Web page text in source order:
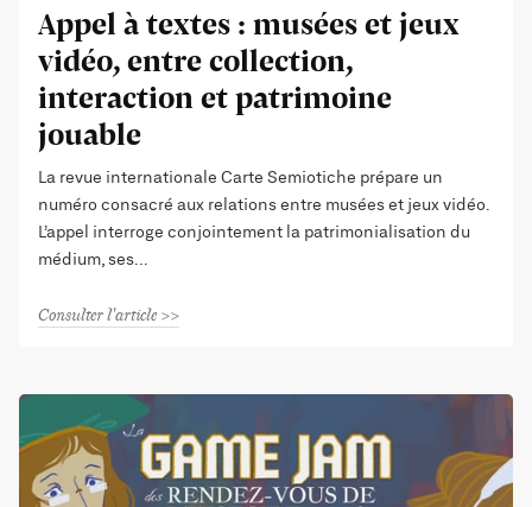
Appel à textes : musées et jeux
vidéo, entre collection,
interaction et patrimoine
jouable
La revue internationale Carte Semiotiche prépare un
numéro consacré aux relations entre musées et jeux vidéo.
L’appel interroge conjointement la patrimonialisation du
médium, ses
Consulter l'article